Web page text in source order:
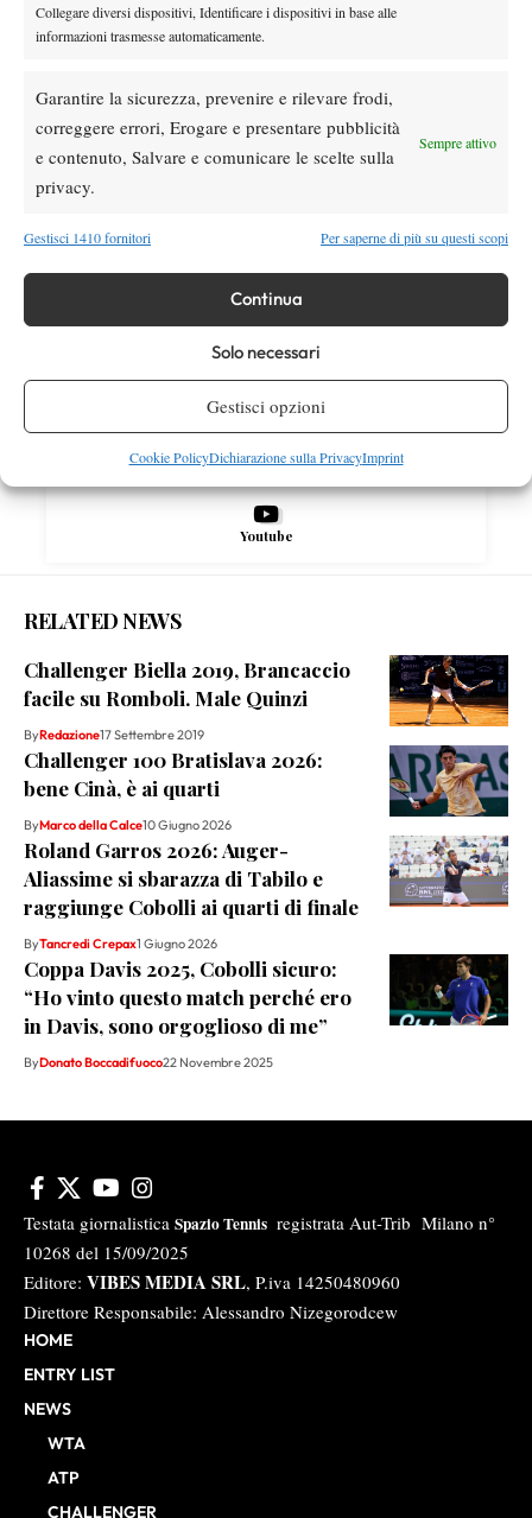
Collegare diversi dispositivi, Identificare i dispositivi in base alle
informazioni trasmesse automaticamente.
Garantire la sicurezza, prevenire e rilevare frodi,
correggere errori, Erogare e presentare pubblicità
e contenuto, Salvare e comunicare le scelte sulla
privacy.
Sempre attivo
Gestisci 1410 fornitori Per saperne di più su questi scopi
Continua
Solo necessari
Gestisci opzioni
Cookie PolicyDichiarazione sulla PrivacyImprint
News
giocherà lo US Open, forse non lo vedremo
più nel 2026”
X
Youtube
RELATED NEWS
Challenger Biella 2019, Brancaccio
facile su Romboli. Male Quinzi
ByRedazione17 Settembre 2019
Challenger 100 Bratislava 2026:
bene Cinà, è ai quarti
ByMarco della Calce10 Giugno 2026
Roland Garros 2026: Auger-
Aliassime si sbarazza di Tabilo e
raggiunge Cobolli ai quarti di finale
ByTancredi Crepax1 Giugno 2026
Coppa Davis 2025, Cobolli sicuro:
“Ho vinto questo match perché ero
in Davis, sono orgoglioso di me”
ByDonato Boccadifuoco22 Novembre 2025
Testata giornalistica Spazio Tennis registrata Aut-Trib Milano n°
10268 del 15/09/2025
Editore: VIBES MEDIA SRL, P.iva 14250480960
Direttore Responsabile: Alessandro Nizegorodcew
HOME
ENTRY LIST
NEWS
WTA
ATP
CHALLENGER